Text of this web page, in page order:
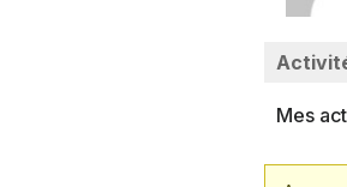
Mes